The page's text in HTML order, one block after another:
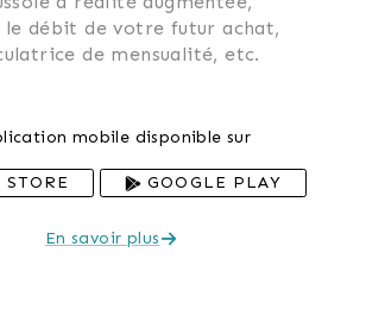
débit de votre futur achat,
de mensualité, etc.
mobile disponible sur
STORE GOOGLE PLAY
En savoir plus